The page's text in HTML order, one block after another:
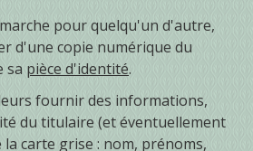
pour quelqu'un d'autre,
d'une copie numérique du
sa pièce d'identité.
fournir des informations,
du titulaire (et éventuellement
carte grise : nom, prénoms,